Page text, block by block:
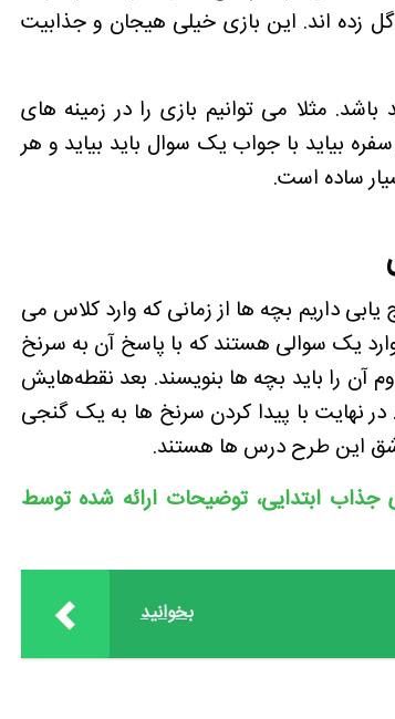
زده اند. این بازی خیلی هیجان و جذابیت
باشد. مثلا می توانیم بازی را در زمینه های
بیاید با جواب یک سوال باید بیاید و هر
ساده است.
داریم بچه ها از زمانی که وارد کلاس می
یک سوالی هستند که با پاسخ آن به سرنخ
را باید بچه ها بنویسند. بعد نقطه‌هایش
نهایت با پیدا کردن سرنخ ها به یک گنجی
این طرح درس ها هستند.
ابتدایی، توضیحات ارائه شده توسط
بخوانید